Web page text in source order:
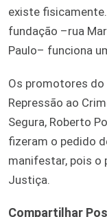
existe
fundação –rua
Paulo– funciona
Os promotores do
Repressão ao
Segura, Roberto
fizeram o pedido
manifestar, pois o
Justiça.
Compartilhar